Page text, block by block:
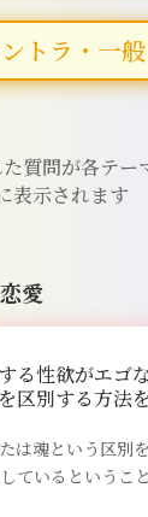
トラ・一般
質問が各テー
表示されます
愛
る性欲がエゴ
区別する方法
は魂という区別
ているというこ